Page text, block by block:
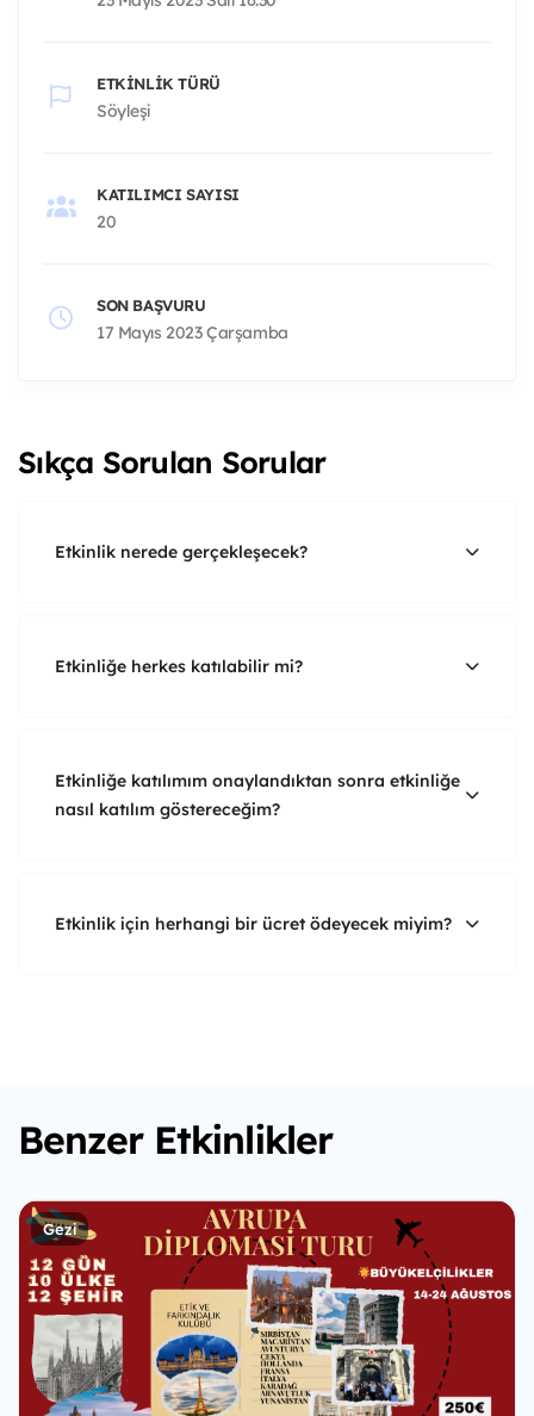
ETKINLIK TÜRÜ
Söyleşi
KATILIMCI SAYISI
20
SON BAŞVURU
17 Mayıs 2023 Çarşamba
Sıkça Sorulan Sorular
Etkinlik nerede gerçekleşecek?
Etkinliğe herkes katılabilir mi?
Etkinliğe katılımım onaylandıktan sonra etkinliğe
nasıl katılım göstereceğim?
Etkinlik için herhangi bir ücret ödeyecek miyim?
Benzer Etkinlikler
Gezi